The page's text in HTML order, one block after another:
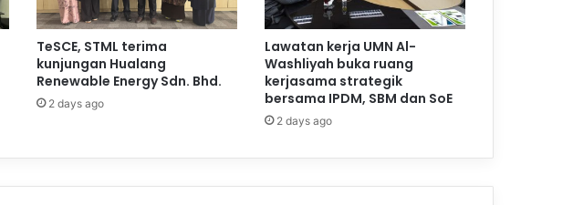
TeSCE, STML terima
kunjungan Hualang
Renewable Energy Sdn. Bhd.
2 days ago
Lawatan kerja UMN Al-
Washliyah buka ruang
kerjasama strategik
bersama IPDM, SBM dan SoE
2 days ago